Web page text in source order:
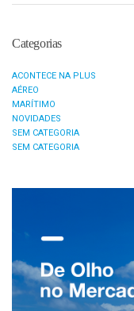
Categorias
ACONTECE NA PLUS
AÉREO
MARÍTIMO
NOVIDADES
SEM CATEGORIA
SEM CATEGORIA